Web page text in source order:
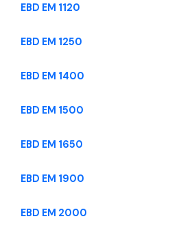
EBD EM 1120
EBD EM 1250
EBD EM 1400
EBD EM 1500
EBD EM 1650
EBD EM 1900
EBD EM 2000